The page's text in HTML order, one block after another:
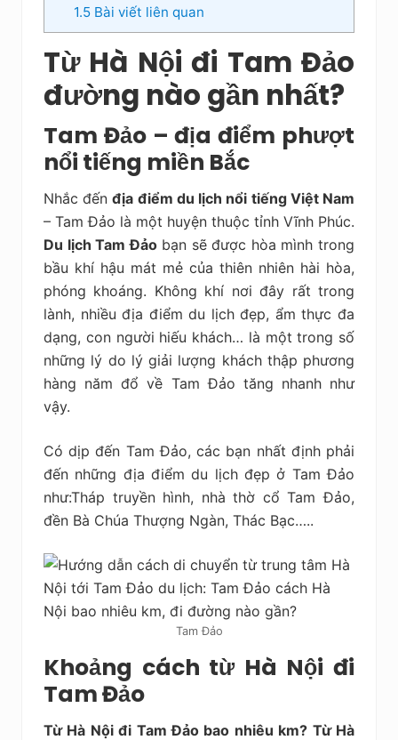
1.5Bài viết liên quan
Từ Hà Nội đi Tam Đảo
đường nào gần nhất?
Tam Đảo – địa điểm phượt
nổi tiếng miền Bắc
Nhắc đếnđịa điểm du lịch nổi tiếng Việt Nam
– Tam Đảo là một huyện thuộc tỉnh Vĩnh Phúc.
Du lịch Tam Đảobạn sẽ được hòa mình trong
bầu khí hậu mát mẻ của thiên nhiên hài hòa,
phóng khoáng. Không khí nơi đây rất trong
lành, nhiều địa điểm du lịch đẹp, ẩm thực đa
dạng, con người hiếu khách… là một trong số
những lý do lý giải lượng khách thập phương
hàng năm đổ về Tam Đảo tăng nhanh như
vậy.
Có dịp đến Tam Đảo, các bạn nhất định phải
đến những địa điểm du lịch đẹp ở Tam Đảo
như:Tháp truyền hình, nhà thờ cổ Tam Đảo,
đền Bà Chúa Thượng Ngàn, Thác Bạc…..
Tam Đảo
Khoảng cách từ Hà Nội đi
Tam Đảo
Từ Hà Nội đi Tam Đảo bao nhiêu km? Từ Hà